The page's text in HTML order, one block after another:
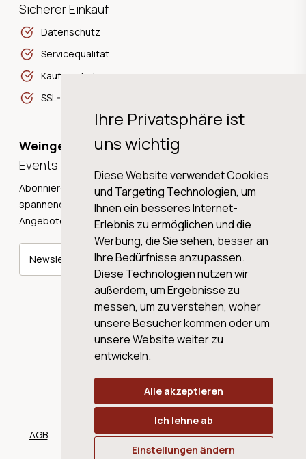
Ihre Privatsphäre ist
uns wichtig
Diese Website verwendet Cookies
und Targeting Technologien, um
Ihnen ein besseres Internet-
Erlebnis zu ermöglichen und die
Werbung, die Sie sehen, besser an
Ihre Bedürfnisse anzupassen.
Diese Technologien nutzen wir
außerdem, um Ergebnisse zu
messen, um zu verstehen, woher
unsere Besucher kommen oder um
unsere Website weiter zu
entwickeln.
Alle akzeptieren
Ich lehne ab
Einstellungen ändern
Sicherer Einkauf
Datenschutz
Servicequalität
Käuferschutz
SSL-Verschlüsselung
Weingeschichten,
Events und Neuigkeiten!
Abonnieren Sie unseren Newsletter und erhalten Sie
spannende Weingeschichten, Neuigkeiten und tolle
Angebote direkt in Ihre Mailbox.
Newsletter abonnieren
© 2026 WINE AG VALENTIN & VON SALIS
AGB Datenschutz Impressum Cookies